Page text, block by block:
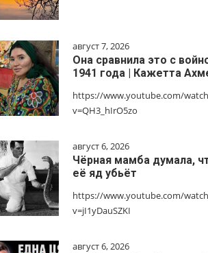
август 7, 2026
Она сравнила это с
1941 года | Кажетта
https://www.youtube.com/
v=QH3_hIrO5zo
август 6, 2026
Чёрная мамба думала,
её яд убьёт
https://www.youtube.com/
v=jI1yDauSZKI
август 6, 2026